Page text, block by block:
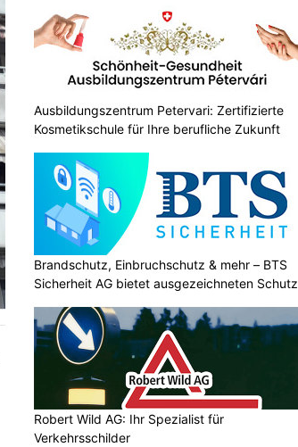
Ausbildungszentrum Petervari: Zertifizierte
Kosmetikschule für Ihre berufliche Zukunft
Brandschutz, Einbruchschutz & mehr – BTS
Sicherheit AG bietet ausgezeichneten Schutz
Robert Wild AG: Ihr Spezialist für
Verkehrsschilder